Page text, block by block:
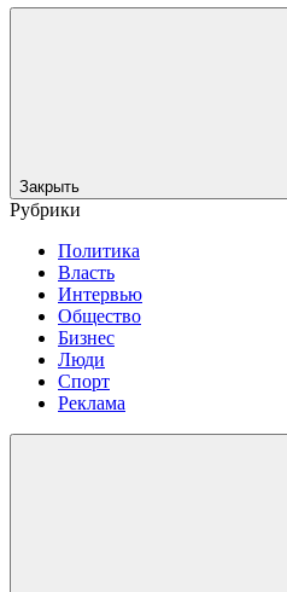
Закрыть
Рубрики
Политика
Власть
Интервью
Общество
Бизнес
Люди
Спорт
Реклама